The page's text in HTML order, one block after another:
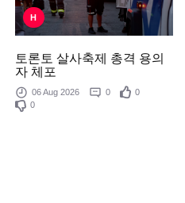
H
토론토 살사축제 총격 용의
자 체포
06 Aug 2026 0
0
0